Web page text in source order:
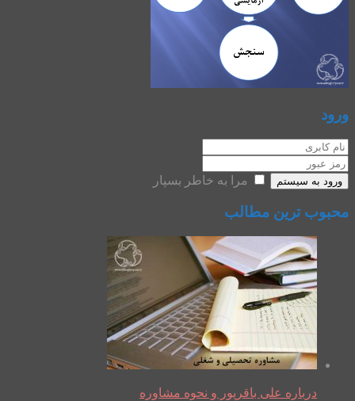
ورود
ورود به سیستم مرا به خاطر بسپار
محبوب ترین مطالب
درباره علی باقرپور و نحوه مشاوره